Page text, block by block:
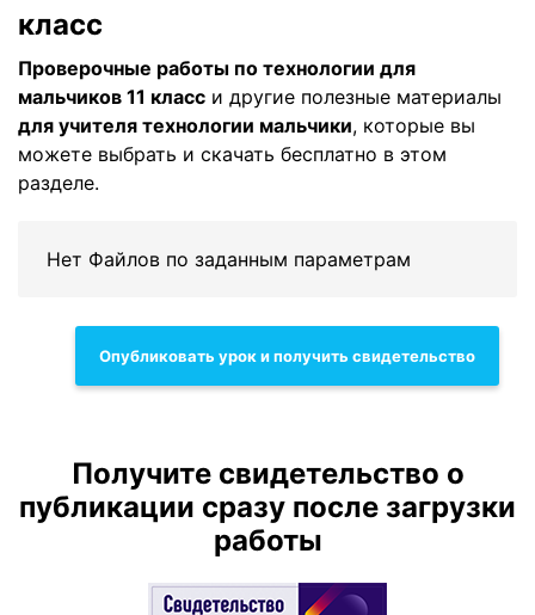
класс
Проверочные работы по технологии для
мальчиков 11 класс и другие полезные материалы
для учителя технологии мальчики, которые вы
можете выбрать и скачать бесплатно в этом
разделе.
Нет Файлов по заданным параметрам
Опубликовать урок и получить свидетельство
Получите свидетельство о
публикации сразу после загрузки
работы